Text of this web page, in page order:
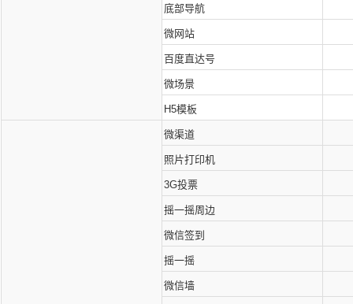
底部导航
微网站
百度直达号
微场景
H5模板
微渠道
照片打印机
3G投票
摇一摇周边
微信签到
摇一摇
微信墙